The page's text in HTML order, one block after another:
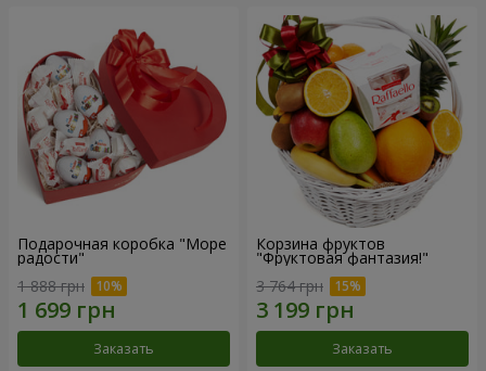
Подарочная коробка "Море
радости"
1 888 грн
Заказать
Корзина фруктов
"Фруктовая фантазия!"
3 764 грн
Заказать